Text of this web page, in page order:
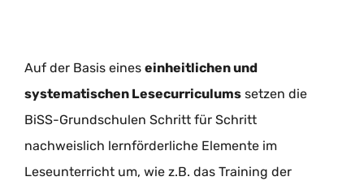
Auf der Basis eines einheitlichen und
systematischen Lesecurriculumssetzen die
BiSS-Grundschulen Schritt für Schritt
nachweislich lernförderliche Elemente im
Leseunterricht um, wie z.B. das Training der